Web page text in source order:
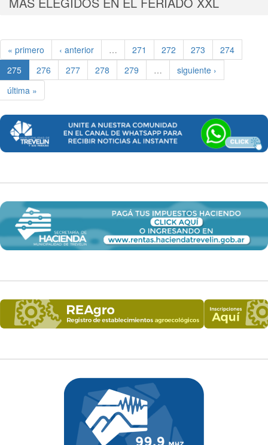
« primero ‹ anterior … 271 272 273
274
275
276 277 278 279 …
siguiente ›
última »